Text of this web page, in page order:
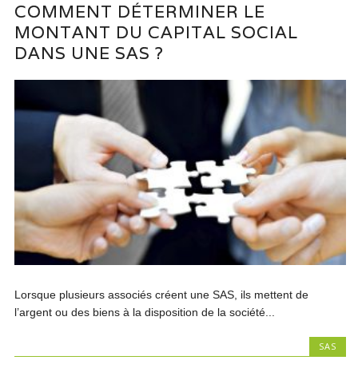
COMMENT DÉTERMINER LE
MONTANT DU CAPITAL SOCIAL
DANS UNE SAS ?
Lorsque plusieurs associés créent une SAS, ils mettent de
l’argent ou des biens à la disposition de la société...
SAS